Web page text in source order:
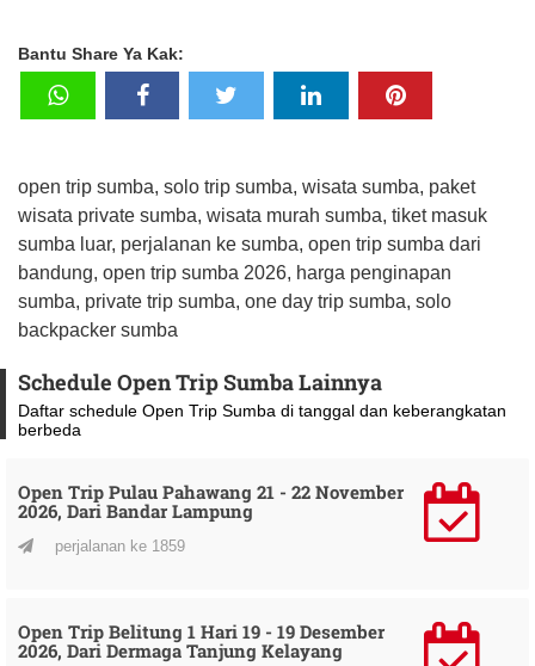
Bantu Share Ya Kak:
open trip sumba, solo trip sumba, wisata sumba, paket
wisata private sumba, wisata murah sumba, tiket masuk
sumba luar, perjalanan ke sumba, open trip sumba dari
bandung, open trip sumba 2026, harga penginapan
sumba, private trip sumba, one day trip sumba, solo
backpacker sumba
Schedule Open Trip Sumba Lainnya
Daftar schedule Open Trip Sumba di tanggal dan keberangkatan
berbeda
Open Trip Pulau Pahawang 21 - 22 November
2026, Dari Bandar Lampung
perjalanan ke 1859
Open Trip Belitung 1 Hari 19 - 19 Desember
2026, Dari Dermaga Tanjung Kelayang